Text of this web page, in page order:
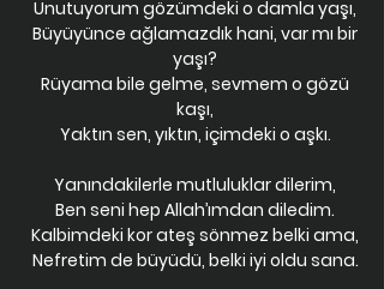
Unutuyorum gözümdeki o damla yaşı,
Büyüyünce ağlamazdık hani, var mı bir
yaşı?
Rüyama bile gelme, sevmem o gözü
kaşı,
Yaktın sen, yıktın, içimdeki o aşkı.
Yanındakilerle mutluluklar dilerim,
Ben seni hep Allah’ımdan diledim.
Kalbimdeki kor ateş sönmez belki ama,
Nefretim de büyüdü, belki iyi oldu sana.